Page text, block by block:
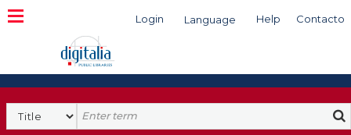
Login Language Help Contacto
Search